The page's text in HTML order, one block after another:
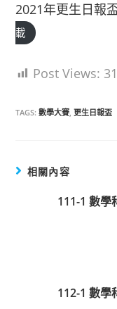
2021年更生日報
載
Post Views:
TAGS:數學大賽, 更生日報盃
相關內容
111-1 數學
112-1 數學